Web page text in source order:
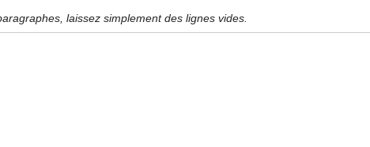
laissez simplement des lignes vides.